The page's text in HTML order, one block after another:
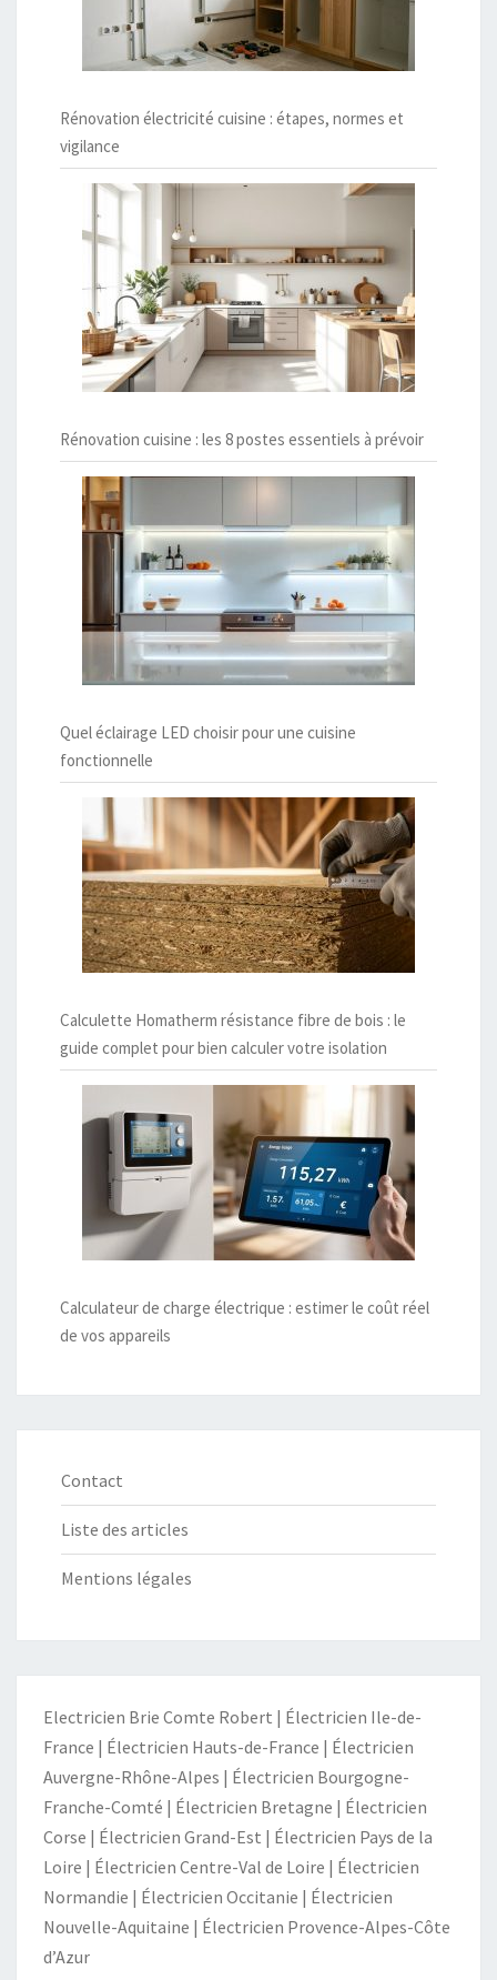
Rénovation électricité cuisine : étapes, normes et
vigilance
Rénovation cuisine : les 8 postes essentiels à prévoir
Quel éclairage LED choisir pour une cuisine
fonctionnelle
Calculette Homatherm résistance fibre de bois : le
guide complet pour bien calculer votre isolation
Calculateur de charge électrique : estimer le coût réel
de vos appareils
Contact
Liste des articles
Mentions légales
Electricien Brie Comte Robert | Électricien Ile-de-
France | Électricien Hauts-de-France | Électricien
Auvergne-Rhône-Alpes | Électricien Bourgogne-
Franche-Comté | Électricien Bretagne | Électricien
Corse | Électricien Grand-Est | Électricien Pays de la
Loire | Électricien Centre-Val de Loire | Électricien
Normandie | Électricien Occitanie | Électricien
Nouvelle-Aquitaine | Électricien Provence-Alpes-Côte
d’Azur